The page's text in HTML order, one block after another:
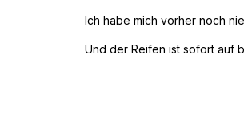
Ich habe mich vorher noch
Und der Reifen ist sofort auf